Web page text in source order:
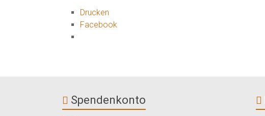
Drucken
Facebook
Spendenkonto